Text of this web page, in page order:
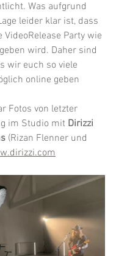
Was aufgrund
leider klar ist, dass
Party wie
geben wird. Daher sind
wir euch so viele
online geben
Fotos von letzter
im Studio mit Dirizzi
(Rizan Flenner und